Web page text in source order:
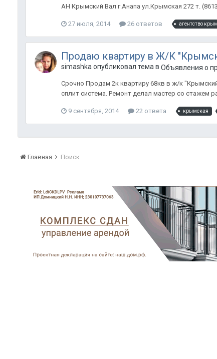
АН Крымский Вал г.Анапа ул.Крымская 272 т.
27 июля, 2014 26 ответов агентство
Продаю квартиру в Ж/К
simashka опубликовал тема в Объявления о
Срочно Продам 2к квартиру 68кв в ж/к
сплит система. Ремонт делал мастер со стажем
9 сентября, 2014 22 ответа крымская
Главная Поиск